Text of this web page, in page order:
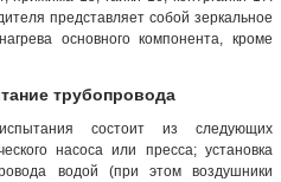
представляет собой зеркальное
основного компонента, кроме
трубопровода
испытания состоит из следующих
насоса или пресса; установка
водой (при этом воздушники